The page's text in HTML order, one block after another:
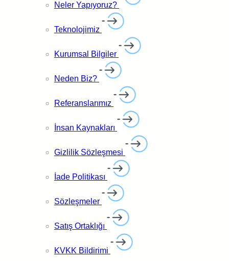
Neler Yapıyoruz?
Teknolojimiz
Kurumsal Bilgiler
Neden Biz?
Referanslarımız
İnsan Kaynakları
Gizlilik Sözleşmesi
İade Politikası
Sözleşmeler
Satış Ortaklığı
KVKK Bildirimi
Ürün ve hizmetlerimize ilişkin aradığınız tüm soruların
kapsamlı bilgi bankamız içerisinde bulabilirsiniz.
Açılan ekrandauser_pass
alanına yeni belirlemek
istediğiniz şifreyi yazın. Aynı satırda yer alan
alanından
MD5seçimini yapın. Ardından sayfanın alt
butonuna basarak işlemi kaydedin.
Giriş yapın
İşlem tamamlandıktan sonra WordPress yönetim paneline
yeni belirlediğiniz şifre ile giriş yapabilirsiniz.
Güvenliğiniz için giriş yaptıktan sonra WordPress paneli